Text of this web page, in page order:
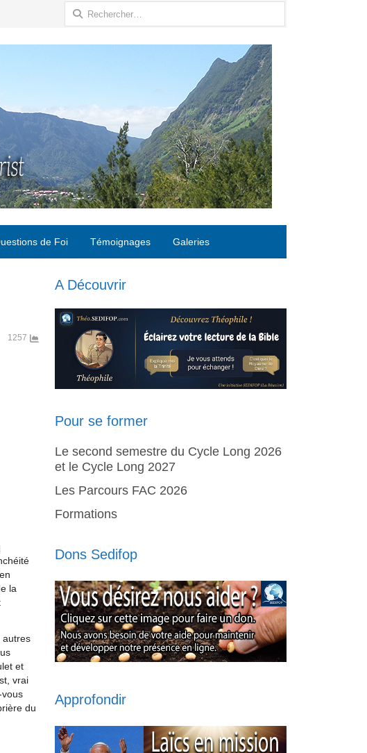
Rechercher :
de Foi Témoignages Galeries
1257
la
autres
et
vrai
vous
du
A Découvrir
Pour se former
Le second semestre du Cycle Long 2026
et le Cycle Long 2027
Les Parcours FAC 2026
Formations
Dons Sedifop
Approfondir